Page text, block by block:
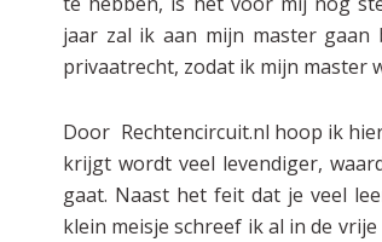
jaar zal ik aan mijn master
privaatrecht, zodat ik mijn master
Door Rechtencircuit.nl hoop ik
krijgt wordt veel levendiger,
gaat. Naast het feit dat je veel
klein meisje schreef ik al in de